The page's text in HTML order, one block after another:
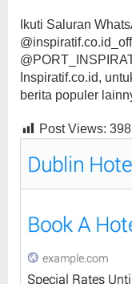
Ikuti Saluran
Inspiratif.co.id,
berita populer
Post Views: 398